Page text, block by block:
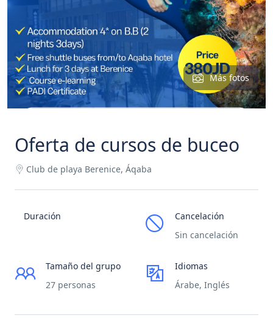
Más fotos
Oferta de cursos de buceo
Club de playa Berenice, Áqaba
Duración
Cancelación
Sin cancelación
Tamaño del grupo
27 personas
Idiomas
Árabe, Inglés